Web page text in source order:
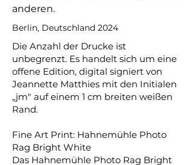
anderen.
Berlin, Deutschland 2024
Die Anzahl der Drucke ist
unbegrenzt. Es handelt sich um eine
offene Edition, digital signiert von
Jeannette Matthies mit den Initialen
„jm" auf einem 1 cm breiten weißen
Rand.
Fine Art Print: Hahnemühle Photo
Rag Bright White
Das Hahnemühle Photo Rag Bright